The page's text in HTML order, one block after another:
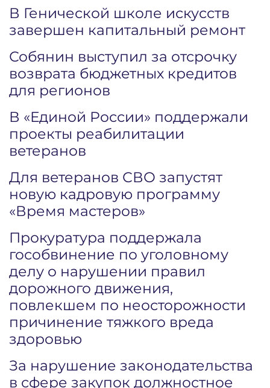
В Генической школе искусств
завершен капитальный ремонт
Собянин выступил за отсрочку
возврата бюджетных кредитов
для регионов
В «Единой России» поддержали
проекты реабилитации
ветеранов
Для ветеранов СВО запустят
новую кадровую программу
«Время мастеров»
Прокуратура поддержала
гособвинение по уголовному
делу о нарушении правил
дорожного движения,
повлекшем по неосторожности
причинение тяжкого вреда
здоровью
За нарушение законодательства
в сфере закупок должностное